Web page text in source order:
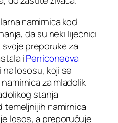
namirnica kod
da su neki liječnici
preporuke za
i Perriconeova
na lososu, koji se
za mladolik
stanja
temeljnijih namirnica
losos, a preporučuje